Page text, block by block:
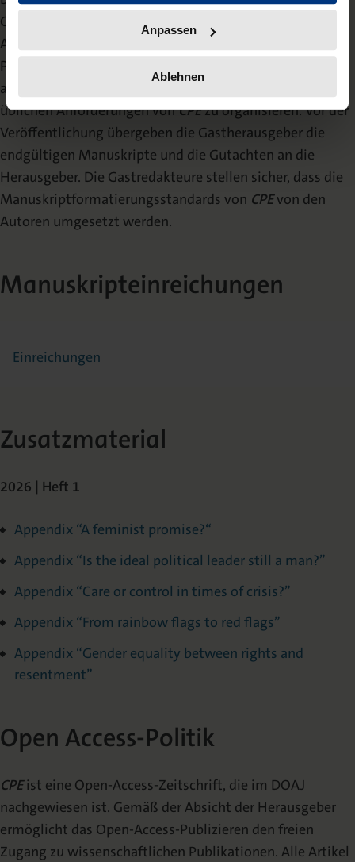
Anpassen
Ablehnen
Gastredakteure eine besondere Expertise besitzen. Die
Aufgabe der Redakteure besteht darin, einen Call for
Papers zu verfassen und zu verbreiten, die Beiträge
auszuwählen und den Begutachtungsprozess gemäß den
üblichen Anforderungen vonCPEzu organisieren. Vor der
Veröffentlichung übergeben die Gastherausgeber die
endgültigen Manuskripte und die Gutachten an die
Herausgeber. Die Gastredakteure stellen sicher, dass die
Manuskriptformatierungsstandards von CPEvon den
Autoren umgesetzt werden.
Manuskripteinreichungen
Einreichungen
Zusatzmaterial
2026 | Heft 1
Appendix “A feminist promise?“
Appendix “Is the ideal political leader still a man?”
Appendix “Care or control in times of crisis?”
Appendix “From rainbow flags to red flags”
Appendix “Gender equality between rights and
resentment”
Open Access-Politik
CPEist eine Open-Access-Zeitschrift, die im DOAJ
nachgewiesen ist. Gemäß der Absicht der Herausgeber
ermöglicht das Open-Access-Publizieren den freien
Zugang zu wissenschaftlichen Publikationen. Alle Artikel